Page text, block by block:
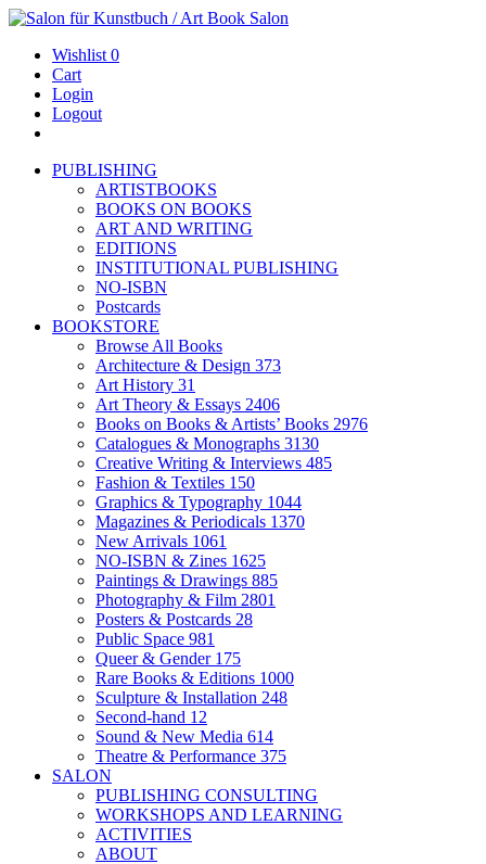
Wishlist 0
Cart
Login
Logout
PUBLISHING
ARTISTBOOKS
BOOKS ON BOOKS
ART AND WRITING
EDITIONS
INSTITUTIONAL PUBLISHING
NO-ISBN
Postcards
BOOKSTORE
Browse All Books
Architecture & Design 373
Art History 31
Art Theory & Essays 2406
Books on Books & Artists’ Books 2976
Catalogues & Monographs 3130
Creative Writing & Interviews 485
Fashion & Textiles 150
Graphics & Typography 1044
Magazines & Periodicals 1370
New Arrivals 1061
NO-ISBN & Zines 1625
Paintings & Drawings 885
Photography & Film 2801
Posters & Postcards 28
Public Space 981
Queer & Gender 175
Rare Books & Editions 1000
Sculpture & Installation 248
Second-hand 12
Sound & New Media 614
Theatre & Performance 375
SALON
PUBLISHING CONSULTING
WORKSHOPS AND LEARNING
ACTIVITIES
ABOUT